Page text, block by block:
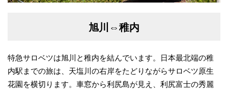
旭川⇔稚内
特急サロベツは旭川と稚内を結んでいます。日本最北端の稚
内駅までの旅は、天塩川の右岸をたどりながらサロベツ原生
花園を横切ります。車窓から利尻島が見え、利尻富士の秀麗